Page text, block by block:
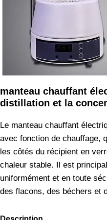
manteau chauffant
distillation et la
Le manteau chauffant
avec fonction de chauffage,
les côtés du récipient en
chaleur stable. Il est
uniformément et en toute
des flacons, des béchers et